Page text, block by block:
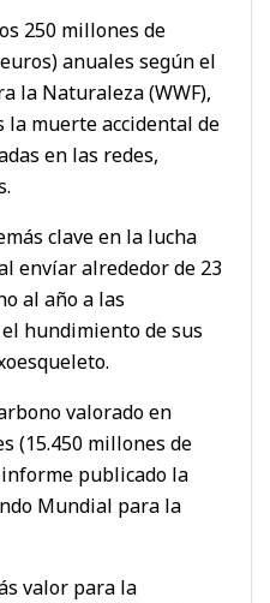
250 millones de
anuales según el
la Naturaleza (WWF),
la muerte accidental de
en las redes,
clave en la lucha
envíar alrededor de 23
al año a las
hundimiento de sus
valorado en
(15.450 millones de
publicado la
Mundial para la
valor para la